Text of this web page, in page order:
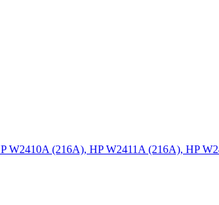
W2410A (216A), HP W2411A (216A), HP